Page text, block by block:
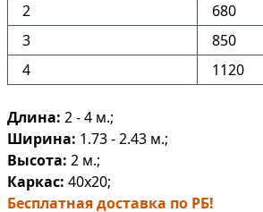
2
680
3
850
4
1120
Длина: 2 - 4 м.;
Ширина: 1.73 - 2.43 м.;
Высота: 2 м.;
Каркас: 40х20;
Бесплатная доставка по РБ!